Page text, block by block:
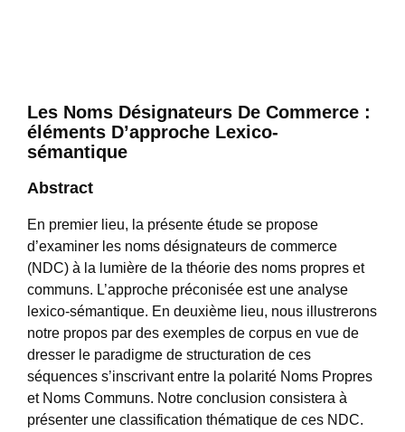
Les Noms Désignateurs De Commerce :
éléments D’approche Lexico-
sémantique
Abstract
En premier lieu, la présente étude se propose
d’examiner les noms désignateurs de commerce
(NDC) à la lumière de la théorie des noms propres et
communs. L’approche préconisée est une analyse
lexico-sémantique. En deuxième lieu, nous illustrerons
notre propos par des exemples de corpus en vue de
dresser le paradigme de structuration de ces
séquences s’inscrivant entre la polarité Noms Propres
et Noms Communs. Notre conclusion consistera à
présenter une classification thématique de ces NDC.